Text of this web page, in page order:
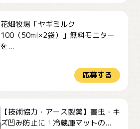
花畑牧場「ヤギミルク
100（50ml×2袋）」無料モニター
を...
応募する
【技術協力・アース製薬】害虫・キ
ズ凹み防止に！冷蔵庫マットの...